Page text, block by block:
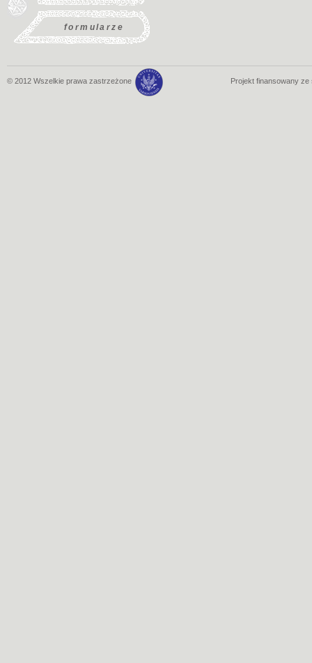
formularze
© 2012 Wszelkie prawa zastrzeżone Projekt finansowany